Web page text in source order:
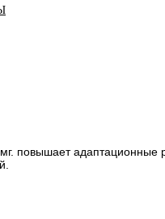
повышает адаптационные